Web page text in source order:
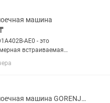
машина
AE0 - это
встраиваемая
машина, которая
помощником на
и бережную мойку
-...
Посудомоечная машина GORENJE GS643D90X